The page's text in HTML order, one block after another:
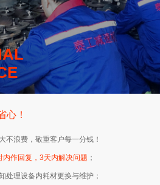
心！
不浪费，敬重客户每一分钱！
内作回复，3天内解决问题 ；
处理设备内耗材更换与维护；